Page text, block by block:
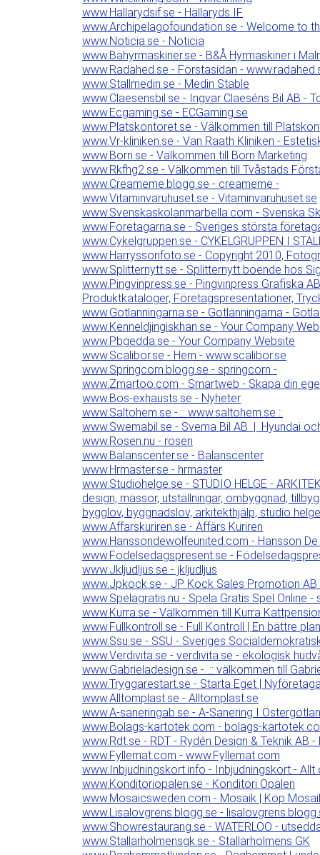
www.Hallarydsif.se - Hällaryds IF
www.Archipelagofoundation.se - Welcome to
www.Noticia.se - Noticia
www.Bahyrmaskiner.se - B&Å Hyrmaskiner i
www.Radahed.se - Förstasidan -
www.Stallmedin.se - Medin Stable
www.Claesensbil.se - Ingvar Claeséns Bil AB -
www.Ecgaming.se - ECGaming.se
www.Platskontoret.se - Välkommen till
www.Vr-kliniken.se - Van Raath Kliniken -
www.Born.se - Välkommen till Born Marketing
www.Rkfhg2.se - Välkommen till Tvåstads
www.Creameme.blogg.se - creameme -
www.Vitaminvaruhuset.se - Vitaminvaruhuset.se
www.Svenskaskolanmarbella.com - Svenska
www.Foretagarna.se - Sveriges största
www.Cykelgruppen.se - CYKELGRUPPEN I
www.Harryssonfoto.se - Copyright 2010,
www.Splitternytt.se - Splitternytt boende hos
www.Pingvinpress.se - Pingvinpress Grafiska
Produktkataloger, Företagspresentationer,
www.Gotlanningarna.se - Gotlänningarna -
www.Kenneldjingiskhan.se - Your Company
www.Pbgedda.se - Your Company Website
www.Scalibor.se - Hem - www.scalibor.se
www.Springcorn.blogg.se - springcorn -
www.Zmartoo.com - Smartweb - Skapa din
www.Bos-exhausts.se - Nyheter
www.Saltohem.se - :: www.saltohem.se ::
www.Swemabil.se - Svema Bil AB | Hyundai
www.Rosen.nu - rosen
www.Balanscenter.se - Balanscenter
www.Hrmaster.se - hrmaster
www.Studiohelge.se - STUDIO HELGE -
design, mässor, utställningar, ombyggnad,
bygglov, byggnadslov, arkitekthjälp, studio
www.Affarskuriren.se - Affärs Kuriren
www.Hanssondewolfeunited.com - Hansson
www.Fodelsedagspresent.se -
www.Jkljudljus.se - jkljudljus
www.Jpkock.se - JP Kock Sales Promotion
www.Spelagratis.nu - Spela Gratis Spel Online
www.Kurra.se - Välkommen till Kurra
www.Fullkontroll.se - Full Kontroll | En bättre
www.Ssu.se - SSU - Sveriges
www.Verdivita.se - verdivita.se - ekologisk
www.Gabrieladesign.se - .:: välkommen till
www.Tryggarestart.se - Starta Eget |
www.Alltomplast.se - Alltomplast.se
www.A-saneringab.se - A-Sanering I
www.Bolags-kartotek.com - bolags-
www.Rdt.se - RDT - Rydén Design & Teknik AB
www.Fyllemat.com - www.Fyllemat.com
www.Inbjudningskort.info - Inbjudningskort - Allt
www.Konditoriopalen.se - Konditori Opalen
www.Mosaicsweden.com - Mosaik | Köp
www.Lisalovgrens.blogg.se -
www.Showrestaurang.se - WATERLOO -
www.Stallarholmensgk.se - Stallarholmens GK